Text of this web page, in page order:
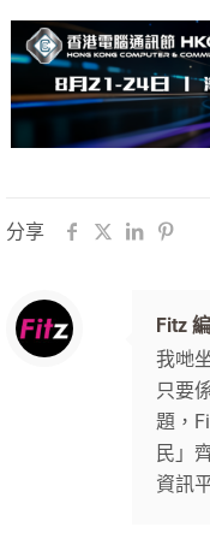
分享
Fitz
我哋
只要
題，
民」
資訊